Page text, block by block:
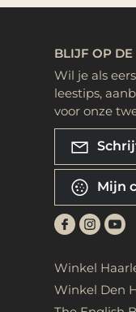
BLIJF OP
Wil je als
leestips,
voor onze
Mijn
Winkel
Winkel Den